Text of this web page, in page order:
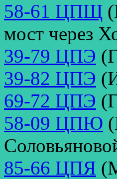
58-61 ЦПЩ
мост через
39-79 ЦПЭ
39-82 ЦПЭ
69-72 ЦПЭ
58-09 ЦПЮ
85-66 ЦПЯ